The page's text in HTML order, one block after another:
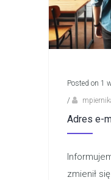
Posted on 1
/
Adres e-
zmienił